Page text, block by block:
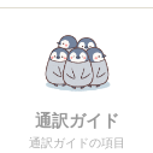
通訳ガイド
通訳ガイドの項目